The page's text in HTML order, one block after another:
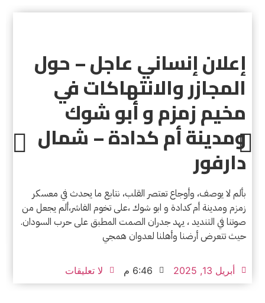
إعلان إنساني عاجل – حول
المجازر والانتهاكات في
مخيم زمزم و أبو شوك
ومدينة أم كدادة – شمال
دارفور
بألم لا يوصف، وأوجاع تعتصر القلب، نتابع ما يحدث في معسكر
زمزم ومدينة أم كدادة و ابو شوك ،على تخوم الفاشر،ألم يجعل من
صوتنا في التنديد ، يهد جدران الصمت المطبق على حرب السودان.
حيث تتعرض أرضنا وأهلنا لعدوان همجي
أبريل 13, 2025 6:46 م لا تعليقات